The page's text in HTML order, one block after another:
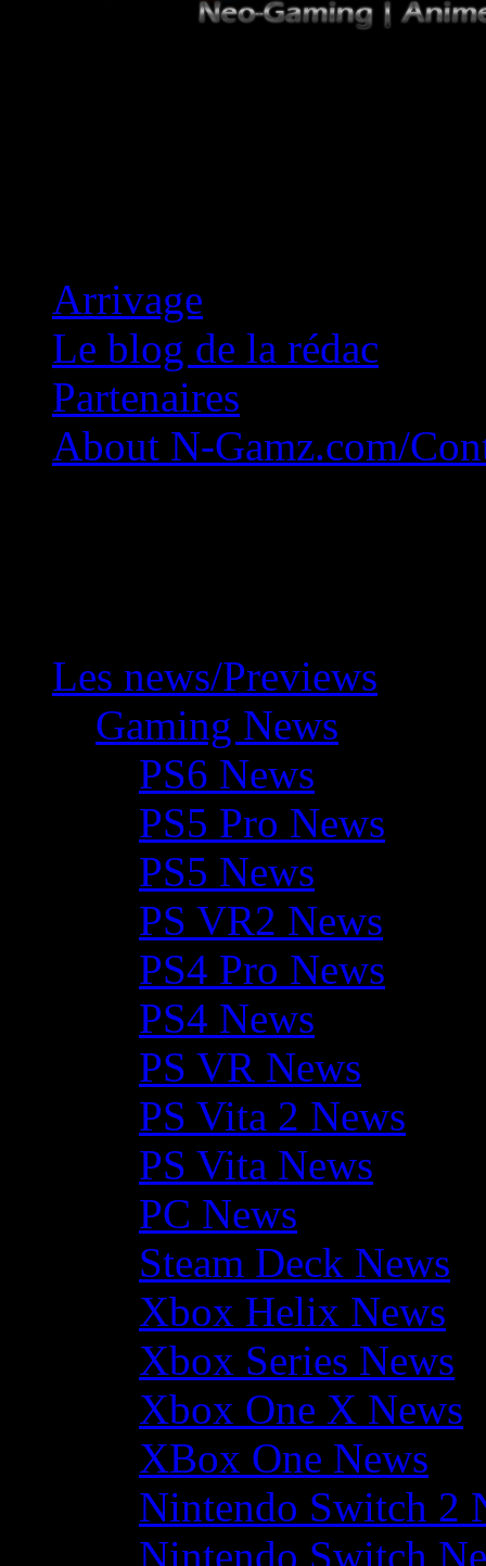
Arrivage
Le blog de la rédac
Partenaires
About N-Gamz.com/
Les news/Previews
Gaming News
PS6 News
PS5 Pro News
PS5 News
PS VR2 News
PS4 Pro News
PS4 News
PS VR News
PS Vita 2 News
PS Vita News
PC News
Steam Deck News
Xbox Helix News
Xbox Series News
Xbox One X News
XBox One News
Nintendo Switch 2
Nintendo Switch